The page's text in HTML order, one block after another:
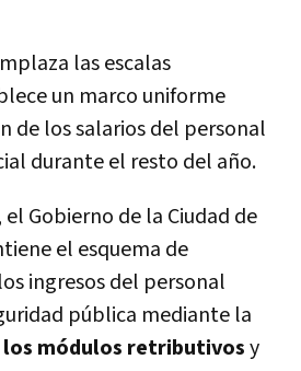
las escalas
un marco uniforme
de los salarios del personal
durante el resto del año.
Gobierno de la Ciudad de
el esquema de
ingresos del personal
pública mediante la
módulos retributivosy